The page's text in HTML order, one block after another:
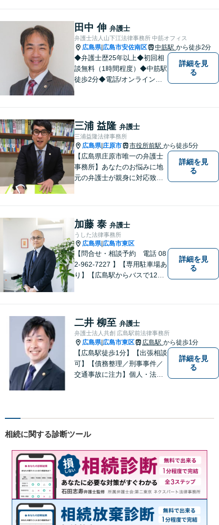
相続など、お一人で抱えず是
非ご相談にいらしてくださ
い。
田中 伸 弁護士
弁護士法人山下江法律事務所 中筋オフィス
広島県| 広島市安佐南区 中筋駅 から徒歩2分
◆弁護士歴25年以上◆初回相
談無料（1時間程度）◆中筋駅
徒歩2分◆電話/オンライン相
地域の皆様に寄り添い、地域
密着型の法律事務所としてよ
り身近な法的サービスを提供
します。
詳細を見
る
三浦 益隆 弁護士
三浦益隆法律事務所
広島県| 庄原市 市役所前駅 から徒歩5分
【広島県庄原市唯一の弁護士
事務所】あなたのお悩みに地
元の弁護士が親身に対応致し
詳細を見
る
加藤 泰 弁護士
うした法律事務所
広島県| 広島市東区
【問合せ・相談予約 電話 08
2-962-7227 】【専用駐車場あ
り】【広島駅からバスで12
もお気軽に上記電話番号まで
お電話ください。
詳細を見
る
二井 柳至 弁護士
弁護士法人共創 広島駅前法律事務所
広島県| 広島市東区 広島駅 から徒歩1分
【広島駅徒歩1分】【出張相談
可】【債務整理／刑事事件／
交通事故に注力】個人・法人
の「平和」が実現できるよ
添い、解決へ導きます。
詳細を見
る
相続に関する診断ツール